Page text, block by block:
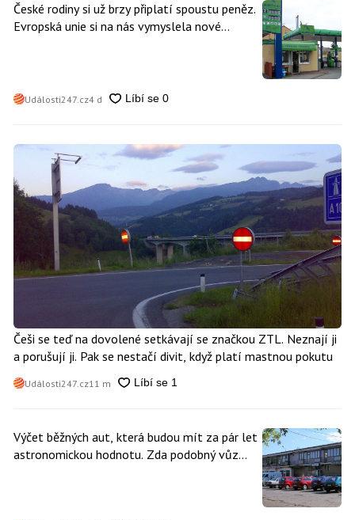
České rodiny si už brzy připlatí spoustu peněz.
Evropská unie si na nás vymyslela nové
Události247.cz4 d
Češi se teď na dovolené setkávají se značkou ZTL. Neznají ji
a porušují ji. Pak se nestačí divit, když platí mastnou pokutu
Události247.cz11 m
Výčet běžných aut, která budou mít za pár let
astronomickou hodnotu. Zda podobný vůz